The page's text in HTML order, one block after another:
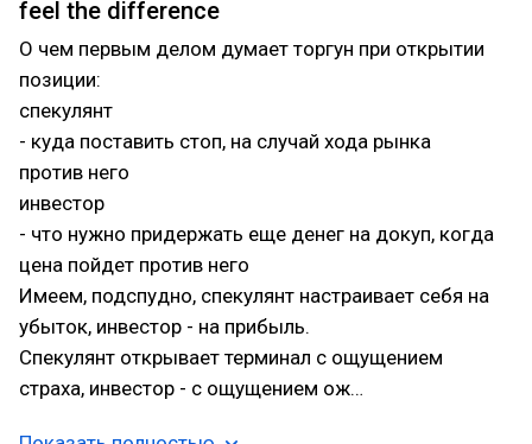
feel the difference
О чем первым делом думает торгун при открытии
позиции:
спекулянт
- куда поставить стоп, на случай хода рынка
против него
инвестор
- что нужно придержать еще денег на докуп, когда
цена пойдет против него
Имеем, подспудно, спекулянт настраивает себя на
убыток, инвестор - на прибыль.
Спекулянт открывает терминал с ощущением
страха, инвестор - с ощущением ож…